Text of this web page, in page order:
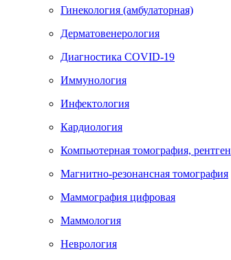
Гинекология (амбулаторная)
Дерматовенерология
Диагностика COVID-19
Иммунология
Инфектология
Кардиология
Компьютерная томография, рентген
Магнитно-резонансная томография
Маммография цифровая
Маммология
Неврология